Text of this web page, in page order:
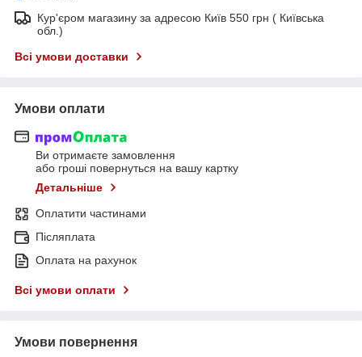
Кур'єром магазину за адресою Київ 550 грн ( Київська
обл.)
Всі умови доставки
Умови оплати
Ви отримаєте замовлення
або гроші повернуться на вашу картку
Детальніше
Оплатити частинами
Післяплата
Оплата на рахунок
Всі умови оплати
Умови повернення